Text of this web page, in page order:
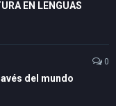
EN LENGUAS
0
del mundo